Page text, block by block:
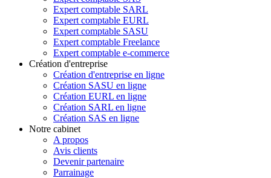
Expert comptable SARL
Expert comptable EURL
Expert comptable SASU
Expert comptable Freelance
Expert comptable e-commerce
Création d'entreprise
Création d'entreprise en ligne
Création SASU en ligne
Création EURL en ligne
Création SARL en ligne
Création SAS en ligne
Notre cabinet
A propos
Avis clients
Devenir partenaire
Parrainage